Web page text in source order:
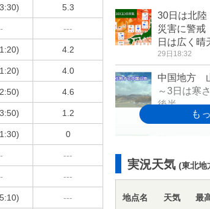
5.3
---
4.2
4.0
4.6
1.2
0
---
---
---
30日は北陸
災害に警
日は広く晴
29日18:32
中国地方
～3日は寒
後半
乾燥が続く
29日16:49
1日にかけ
実況天気 (東北地
地点名 天気 最